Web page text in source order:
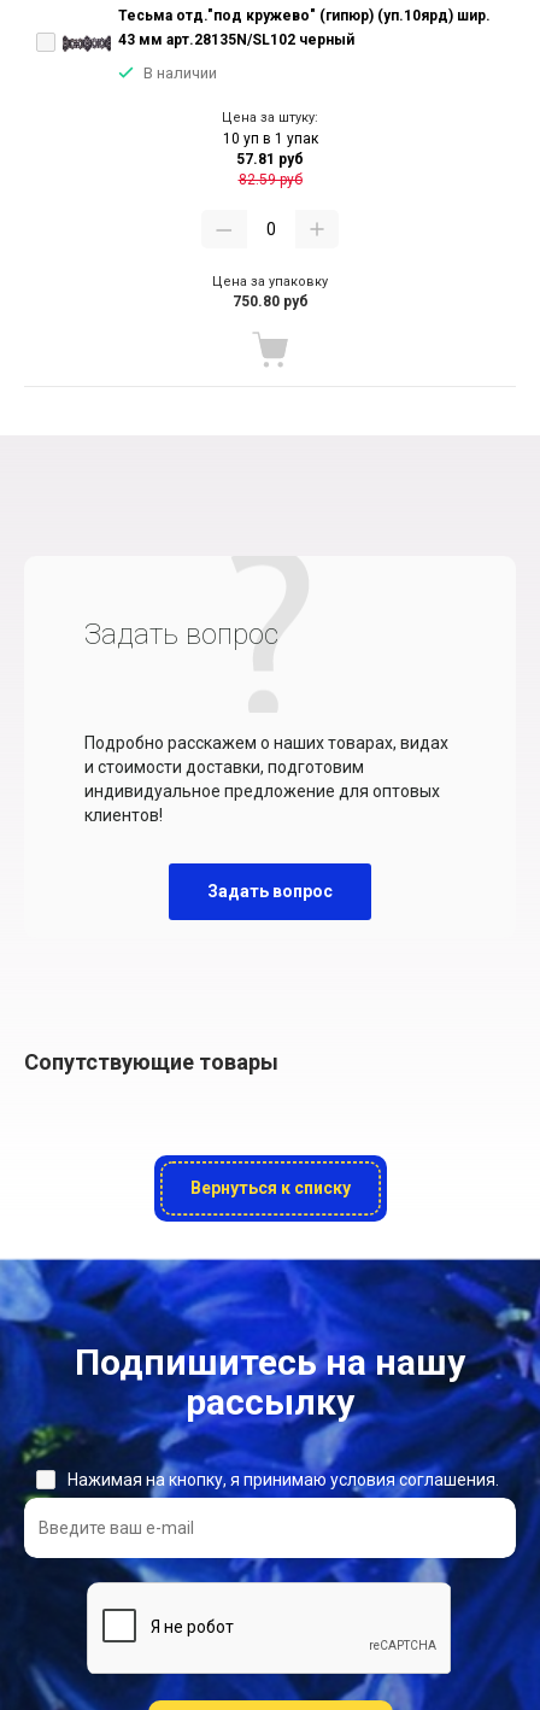
Тесьма отд."под кружево" (гипюр) (уп.10ярд) шир.
43 мм арт.28135N/SL102 черный
В наличии
Цена за штуку:
10 уп в 1 упак
57.81 руб
82.59 руб
Цена за упаковку
750.80 руб
Задать вопрос
Подробно расскажем о наших товарах, видах
и стоимости доставки, подготовим
индивидуальное предложение для оптовых
клиентов!
Задать вопрос
Сопутствующие товары
Вернуться к списку
Подпишитесь на нашу
рассылку
Нажимая на кнопку, я принимаю условия соглашения.